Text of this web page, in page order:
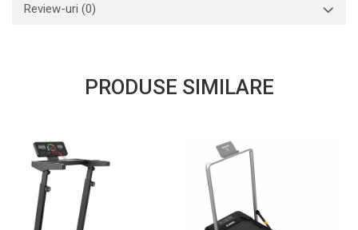
Review-uri (0)
PRODUSE SIMILARE